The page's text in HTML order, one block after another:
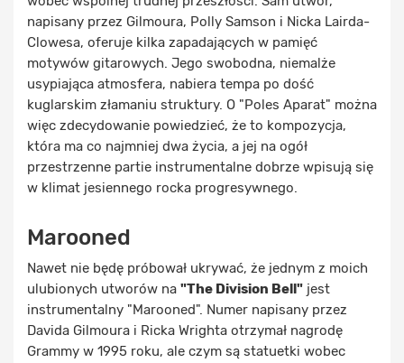
napisany przez Gilmoura, Polly Samson i Nicka Lairda-
Clowesa, oferuje kilka zapadających w pamięć
motywów gitarowych. Jego swobodna, niemalże
usypiająca atmosfera, nabiera tempa po dość
kuglarskim złamaniu struktury. O "Poles Aparat" można
więc zdecydowanie powiedzieć, że to kompozycja,
która ma co najmniej dwa życia, a jej na ogół
przestrzenne partie instrumentalne dobrze wpisują się
w klimat jesiennego rocka progresywnego.
Marooned
Nawet nie będę próbował ukrywać, że jednym z moich
ulubionych utworów na "The Division Bell" jest
instrumentalny "Marooned". Numer napisany przez
Davida Gilmoura i Ricka Wrighta otrzymał nagrodę
Grammy w 1995 roku, ale czym są statuetki wobec